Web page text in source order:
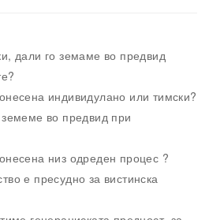
дали го земаме во предвид
индивидулано или тимски?
во предвид при
низ одреден процес ?
е пресудно за вистинска